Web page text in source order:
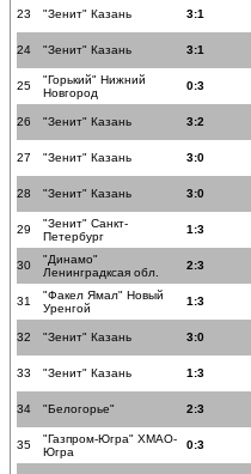
23 "Зенит" Казань 3:1
24 "Зенит" Казань 3:1
25
"Горький" Нижний
Новгород
0:3
26 "Зенит" Казань 3:2
27 "Зенит" Казань 3:0
28 "Зенит" Казань 3:0
29
"Зенит" Санкт-
Петербург
1:3
30
"Динамо"
Ленинградксая обл.
2:3
31
"Факел Ямал" Новый
Уренгой
1:3
32 "Зенит" Казань 3:0
33 "Зенит" Казань 1:3
34 "Белогорье" 2:3
35
"Газпром-Югра" ХМАО-
Югра
0:3